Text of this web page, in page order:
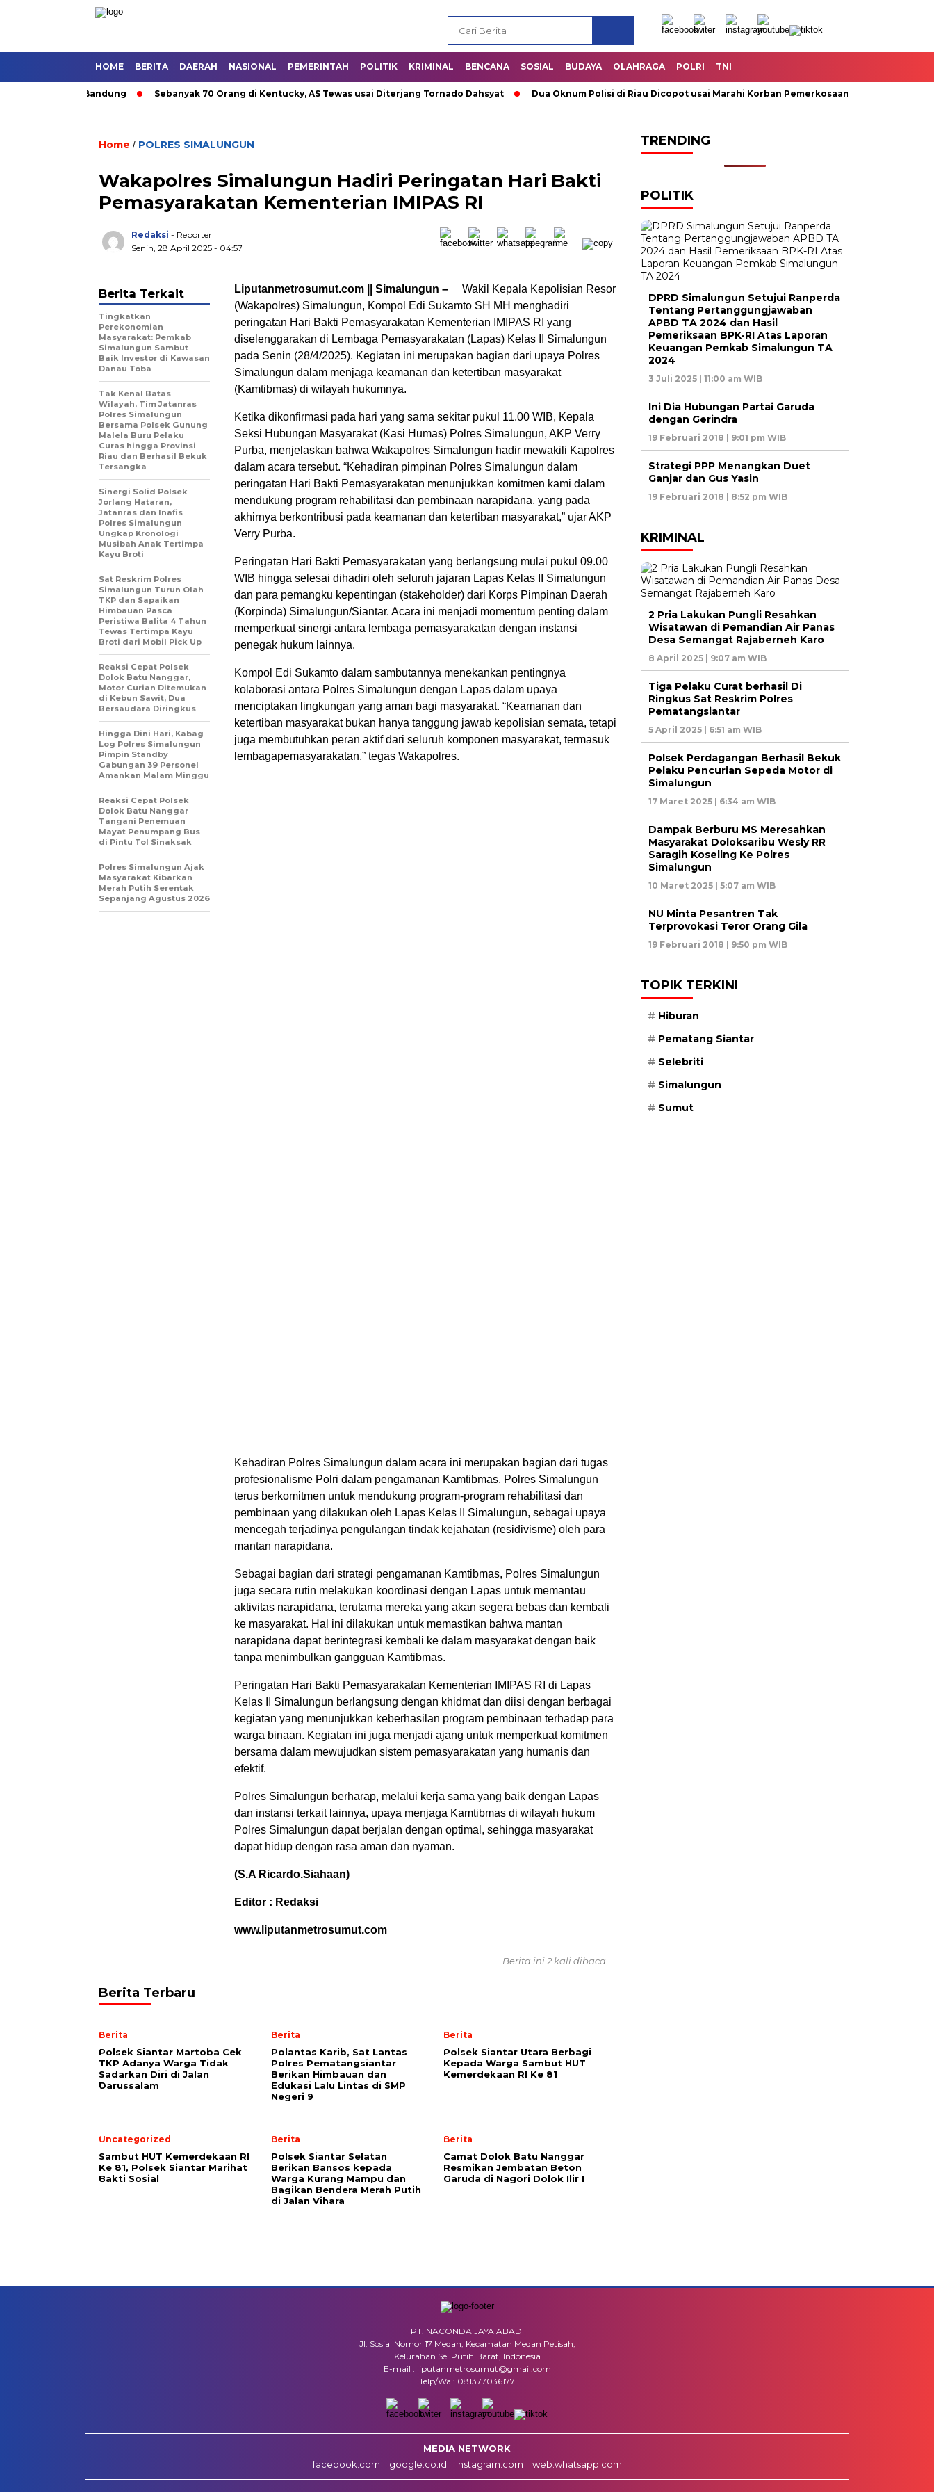
HOME BERITA DAERAH NASIONAL PEMERINTAH POLITIK KRIMINAL BENCANA SOSIAL BUDAYA OLAHRAGA POLRI TNI
Umum di Bandung Sebanyak 70 Orang di Kentucky, AS Tewas usai Diterjang Tornado Dahsyat Dua Oknum Polisi di Riau Dicopot usai Marahi Korban Pemerkosaan Kemendag Cabut
Home / POLRES SIMALUNGUN
Wakapolres Simalungun Hadiri Peringatan Hari Bakti
Pemasyarakatan Kementerian IMIPAS RI
Redaksi - Reporter
Senin, 28 April 2025 - 04:57
Liputanmetrosumut.com || Simalungun –
Wakil Kepala Kepolisian Resor
(Wakapolres) Simalungun, Kompol Edi Sukamto SH MH menghadiri
peringatan Hari Bakti Pemasyarakatan Kementerian IMIPAS RI yang
diselenggarakan di Lembaga Pemasyarakatan (Lapas) Kelas II Simalungun
pada Senin (28/4/2025). Kegiatan ini merupakan bagian dari upaya Polres
Simalungun dalam menjaga keamanan dan ketertiban masyarakat
(Kamtibmas) di wilayah hukumnya.
Ketika dikonfirmasi pada hari yang sama sekitar pukul 11.00 WIB, Kepala
Seksi Hubungan Masyarakat (Kasi Humas) Polres Simalungun, AKP Verry
Purba, menjelaskan bahwa Wakapolres Simalungun hadir mewakili Kapolres
dalam acara tersebut. “Kehadiran pimpinan Polres Simalungun dalam
peringatan Hari Bakti Pemasyarakatan menunjukkan komitmen kami dalam
mendukung program rehabilitasi dan pembinaan narapidana, yang pada
akhirnya berkontribusi pada keamanan dan ketertiban masyarakat,” ujar AKP
Verry Purba.
Peringatan Hari Bakti Pemasyarakatan yang berlangsung mulai pukul 09.00
WIB hingga selesai dihadiri oleh seluruh jajaran Lapas Kelas II Simalungun
dan para pemangku kepentingan (stakeholder) dari Korps Pimpinan Daerah
(Korpinda) Simalungun/Siantar. Acara ini menjadi momentum penting dalam
memperkuat sinergi antara lembaga pemasyarakatan dengan instansi
penegak hukum lainnya.
Kompol Edi Sukamto dalam sambutannya menekankan pentingnya
kolaborasi antara Polres Simalungun dengan Lapas dalam upaya
menciptakan lingkungan yang aman bagi masyarakat. “Keamanan dan
ketertiban masyarakat bukan hanya tanggung jawab kepolisian semata, tetapi
juga membutuhkan peran aktif dari seluruh komponen masyarakat, termasuk
lembagapemasyarakatan,” tegas Wakapolres.
Kehadiran Polres Simalungun dalam acara ini merupakan bagian dari tugas
profesionalisme Polri dalam pengamanan Kamtibmas. Polres Simalungun
terus berkomitmen untuk mendukung program-program rehabilitasi dan
pembinaan yang dilakukan oleh Lapas Kelas II Simalungun, sebagai upaya
mencegah terjadinya pengulangan tindak kejahatan (residivisme) oleh para
mantan narapidana.
Sebagai bagian dari strategi pengamanan Kamtibmas, Polres Simalungun
juga secara rutin melakukan koordinasi dengan Lapas untuk memantau
aktivitas narapidana, terutama mereka yang akan segera bebas dan kembali
ke masyarakat. Hal ini dilakukan untuk memastikan bahwa mantan
narapidana dapat berintegrasi kembali ke dalam masyarakat dengan baik
tanpa menimbulkan gangguan Kamtibmas.
Peringatan Hari Bakti Pemasyarakatan Kementerian IMIPAS RI di Lapas
Kelas II Simalungun berlangsung dengan khidmat dan diisi dengan berbagai
kegiatan yang menunjukkan keberhasilan program pembinaan terhadap para
warga binaan. Kegiatan ini juga menjadi ajang untuk memperkuat komitmen
bersama dalam mewujudkan sistem pemasyarakatan yang humanis dan
efektif.
Polres Simalungun berharap, melalui kerja sama yang baik dengan Lapas
dan instansi terkait lainnya, upaya menjaga Kamtibmas di wilayah hukum
Polres Simalungun dapat berjalan dengan optimal, sehingga masyarakat
dapat hidup dengan rasa aman dan nyaman.
(S.A Ricardo.Siahaan)
Editor : Redaksi
www.liputanmetrosumut.com
Berita Terkait
Tingkatkan
Perekonomian
Masyarakat: Pemkab
Simalungun Sambut
Baik Investor di Kawasan
Danau Toba
Tak Kenal Batas
Wilayah, Tim Jatanras
Polres Simalungun
Bersama Polsek Gunung
Malela Buru Pelaku
Curas hingga Provinsi
Riau dan Berhasil Bekuk
Tersangka
Sinergi Solid Polsek
Jorlang Hataran,
Jatanras dan Inafis
Polres Simalungun
Ungkap Kronologi
Musibah Anak Tertimpa
Kayu Broti
Sat Reskrim Polres
Simalungun Turun Olah
TKP dan Sapaikan
Himbauan Pasca
Peristiwa Balita 4 Tahun
Tewas Tertimpa Kayu
Broti dari Mobil Pick Up
Reaksi Cepat Polsek
Dolok Batu Nanggar,
Motor Curian Ditemukan
di Kebun Sawit, Dua
Bersaudara Diringkus
Hingga Dini Hari, Kabag
Log Polres Simalungun
Pimpin Standby
Gabungan 39 Personel
Amankan Malam Minggu
Reaksi Cepat Polsek
Dolok Batu Nanggar
Tangani Penemuan
Mayat Penumpang Bus
di Pintu Tol Sinaksak
Polres Simalungun Ajak
Masyarakat Kibarkan
Merah Putih Serentak
Sepanjang Agustus 2026
Berita ini 2 kali dibaca
Berita Terbaru
Berita
Polsek Siantar Martoba Cek
TKP Adanya Warga Tidak
Sadarkan Diri di Jalan
Darussalam
Berita
Polantas Karib, Sat Lantas
Polres Pematangsiantar
Berikan Himbauan dan
Edukasi Lalu Lintas di SMP
Negeri 9
Berita
Polsek Siantar Utara Berbagi
Kepada Warga Sambut HUT
Kemerdekaan RI Ke 81
Uncategorized
Sambut HUT Kemerdekaan RI
Ke 81, Polsek Siantar Marihat
Bakti Sosial
Berita
Polsek Siantar Selatan
Berikan Bansos kepada
Warga Kurang Mampu dan
Bagikan Bendera Merah Putih
di Jalan Vihara
Berita
Camat Dolok Batu Nanggar
Resmikan Jembatan Beton
Garuda di Nagori Dolok Ilir I
TRENDING
POLITIK
DPRD Simalungun Setujui Ranperda
Tentang Pertanggungjawaban
APBD TA 2024 dan Hasil
Pemeriksaan BPK-RI Atas Laporan
Keuangan Pemkab Simalungun TA
2024
3 Juli 2025 | 11:00 am WIB
Ini Dia Hubungan Partai Garuda
dengan Gerindra
19 Februari 2018 | 9:01 pm WIB
Strategi PPP Menangkan Duet
Ganjar dan Gus Yasin
19 Februari 2018 | 8:52 pm WIB
KRIMINAL
2 Pria Lakukan Pungli Resahkan
Wisatawan di Pemandian Air Panas
Desa Semangat Rajaberneh Karo
8 April 2025 | 9:07 am WIB
Tiga Pelaku Curat berhasil Di
Ringkus Sat Reskrim Polres
Pematangsiantar
5 April 2025 | 6:51 am WIB
Polsek Perdagangan Berhasil Bekuk
Pelaku Pencurian Sepeda Motor di
Simalungun
17 Maret 2025 | 6:34 am WIB
Dampak Berburu MS Meresahkan
Masyarakat Doloksaribu Wesly RR
Saragih Koseling Ke Polres
Simalungun
10 Maret 2025 | 5:07 am WIB
NU Minta Pesantren Tak
Terprovokasi Teror Orang Gila
19 Februari 2018 | 9:50 pm WIB
TOPIK TERKINI
Hiburan
Pematang Siantar
Selebriti
Simalungun
Sumut
PT. NACONDA JAYA ABADI
Jl. Sosial Nomor 17 Medan, Kecamatan Medan Petisah,
Kelurahan Sei Putih Barat, Indonesia
E-mail : liputanmetrosumut@gmail.com
Telp/Wa : 081377036177
MEDIA NETWORK
facebook.com
google.co.id instagram.com web.whatsapp.com